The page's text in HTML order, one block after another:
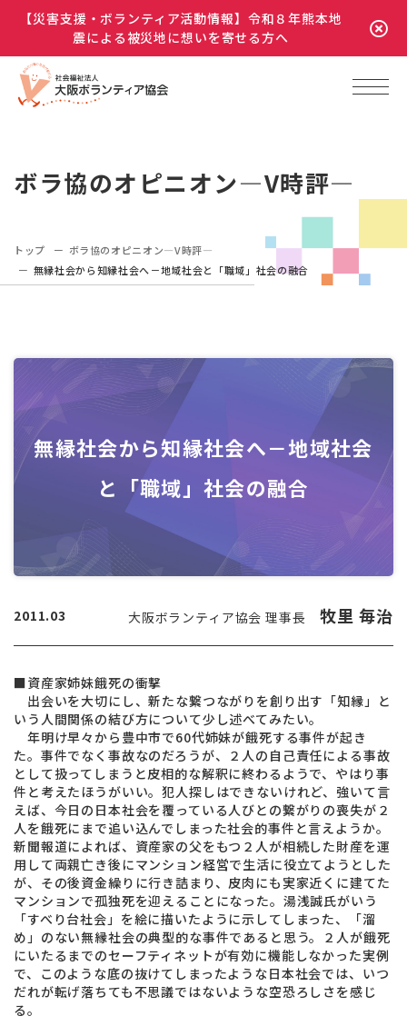
【災害支援・ボランティア活動情報】令和８年熊本地
震による被災地に想いを寄せる方へ
ボラ協のオピニオン―V時評―
トップ
ボラ協のオピニオン―V時評―
無縁社会から知縁社会へ－地域社会と「職域」社会の融合
無縁社会から知縁社会へ－地域社会
と「職域」社会の融合
2011.03 大阪ボランティア協会 理事長 牧里 毎治
■資産家姉妹餓死の衝撃
出会いを大切にし、新たな繋つながりを創り出す「知縁」と
いう人間関係の結び方について少し述べてみたい。
年明け早々から豊中市で60代姉妹が餓死する事件が起き
た。事件でなく事故なのだろうが、２人の自己責任による事故
として扱ってしまうと皮相的な解釈に終わるようで、やはり事
件と考えたほうがいい。犯人探しはできないけれど、強いて言
えば、今日の日本社会を覆っている人びとの繋がりの喪失が２
人を餓死にまで追い込んでしまった社会的事件と言えようか。
新聞報道によれば、資産家の父をもつ２人が相続した財産を運
用して両親亡き後にマンション経営で生活に役立てようとした
が、その後資金繰りに行き詰まり、皮肉にも実家近くに建てた
マンションで孤独死を迎えることになった。湯浅誠氏がいう
「すべり台社会」を絵に描いたように示してしまった、「溜
め」のない無縁社会の典型的な事件であると思う。２人が餓死
にいたるまでのセーフティネットが有効に機能しなかった実例
で、このような底の抜けてしまったような日本社会では、いつ
だれが転げ落ちても不思議ではないような空恐ろしさを感じ
る。